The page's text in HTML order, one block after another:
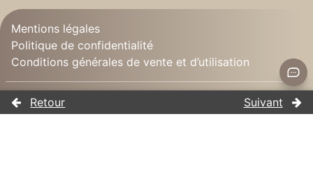
Mentions légales
Politique de confidentialité
Conditions générales de vente et d’utilisation
©2014-2026 Coach'n Go
Tous droits réservés à Coach'n Go. Les images,